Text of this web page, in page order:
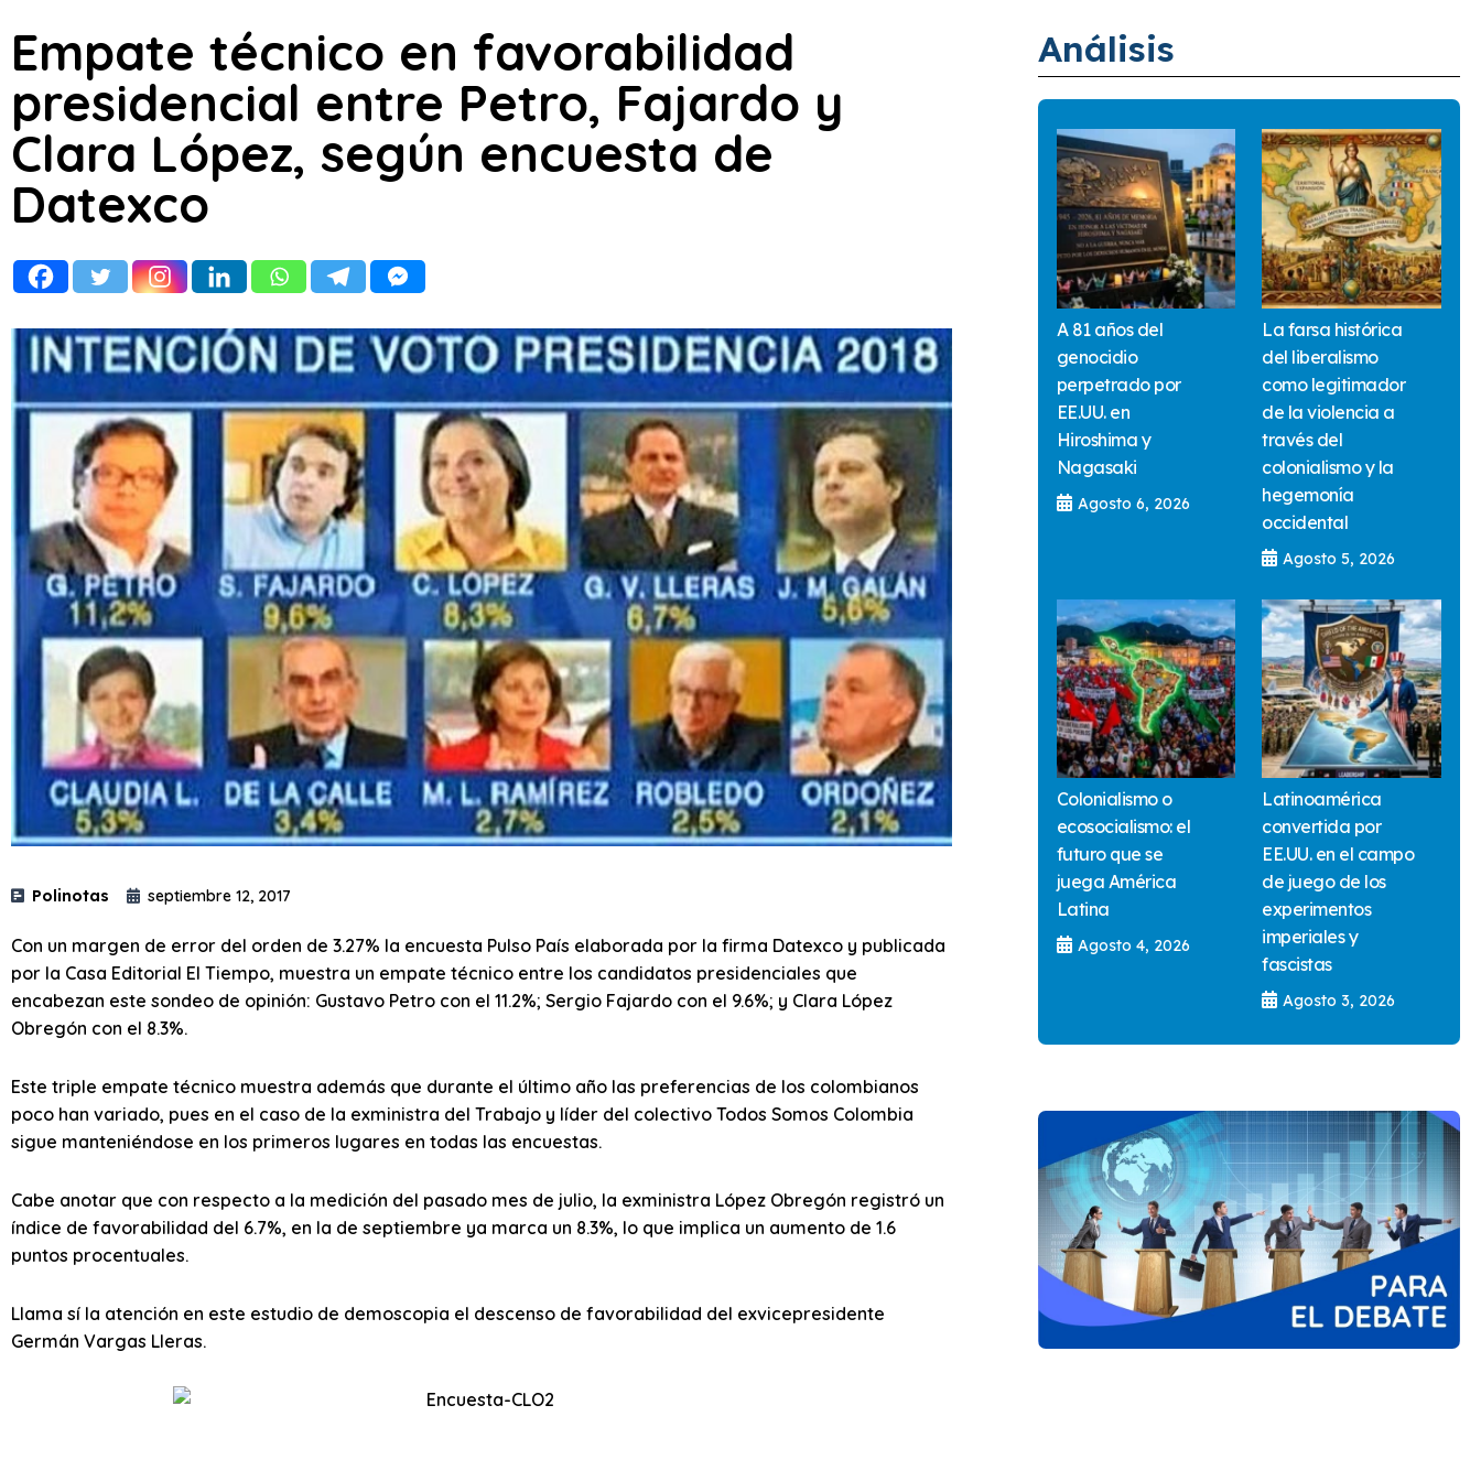
Empate técnico en favorabilidad
presidencial entre Petro, Fajardo y
Clara López, según encuesta de
Datexco
Polinotas septiembre 12, 2017
Con un margen de error del orden de 3.27% la encuesta Pulso País elaborada por la firma Datexco y publicada
por la Casa Editorial El Tiempo, muestra un empate técnico entre los candidatos presidenciales que
encabezan este sondeo de opinión: Gustavo Petro con el 11.2%; Sergio Fajardo con el 9.6%; y Clara López
Obregón con el 8.3%.
Este triple empate técnico muestra además que durante el último año las preferencias de los colombianos
poco han variado, pues en el caso de la exministra del Trabajo y líder del colectivo Todos Somos Colombia
sigue manteniéndose en los primeros lugares en todas las encuestas.
Cabe anotar que con respecto a la medición del pasado mes de julio, la exministra López Obregón registró un
índice de favorabilidad del 6.7%, en la de septiembre ya marca un 8.3%, lo que implica un aumento de 1.6
puntos procentuales.
Llama sí la atención en este estudio de demoscopia el descenso de favorabilidad del exvicepresidente
Germán Vargas Lleras.
Análisis
A 81 años del
genocidio
perpetrado por
EE.UU. en
Hiroshima y
Nagasaki
Agosto 6, 2026
La farsa histórica
del liberalismo
como legitimador
de la violencia a
través del
colonialismo y la
hegemonía
occidental
Agosto 5, 2026
Colonialismo o
ecosocialismo: el
futuro que se
juega América
Latina
Agosto 4, 2026
Latinoamérica
convertida por
EE.UU. en el campo
de juego de los
experimentos
imperiales y
fascistas
Agosto 3, 2026